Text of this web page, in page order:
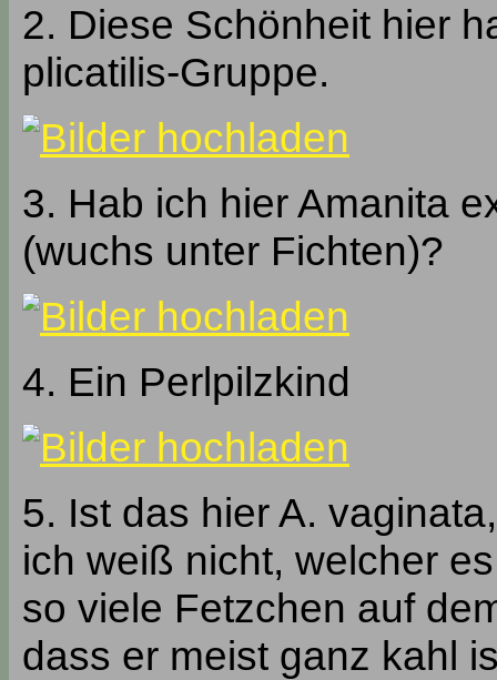
2. Diese Schönheit hier
plicatilis-Gruppe.
3. Hab ich hier Amanita
(wuchs unter Fichten)?
4. Ein Perlpilzkind
5. Ist das hier A.
ich weiß nicht, welcher
so viele Fetzchen auf
dass er meist ganz kahl